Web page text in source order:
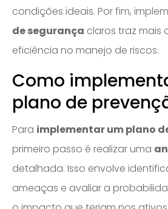
condições ideais. Por fim,
de segurança claros traz mais
eficiência no manejo de riscos.
Como
plano de
Para implementar um plano
primeiro passo é realizar uma
detalhada. Isso envolve
ameaças e avaliar a